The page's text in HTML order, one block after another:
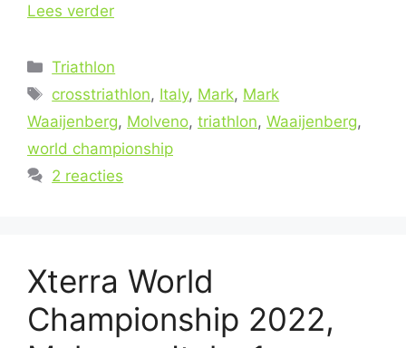
Lees verder
Categorieën
Triathlon
Tags
crosstriathlon, Italy, Mark, Mark
Waaijenberg, Molveno, triathlon, Waaijenberg,
world championship
2 reacties
Xterra World
Championship 2022,